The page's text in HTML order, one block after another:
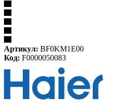
Артикул: BF0KM1E00
Код: F0000050083